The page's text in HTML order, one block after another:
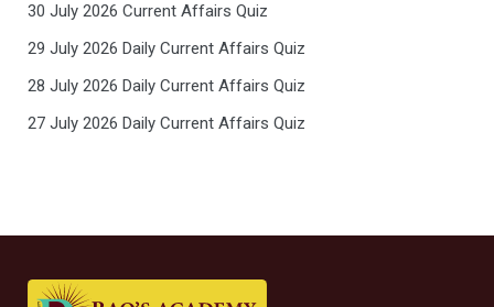
30 July 2026 Current Affairs Quiz
29 July 2026 Daily Current Affairs Quiz
28 July 2026 Daily Current Affairs Quiz
27 July 2026 Daily Current Affairs Quiz